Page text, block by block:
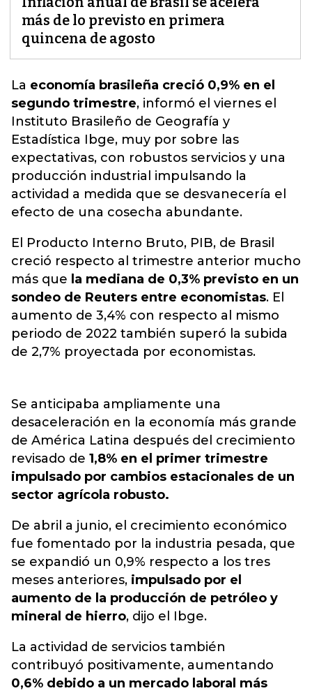
más de lo previsto en primera
quincena de agosto
La economía brasileña creció 0,9% en el
segundo trimestre, informó el viernes el
Instituto Brasileño de Geografía y
Estadística Ibge, muy por sobre las
expectativas, con robustos servicios y una
producción industrial impulsando la
actividad a medida que se desvanecería el
efecto de una cosecha abundante.
El Producto Interno Bruto, PIB, de Brasil
creció respecto al trimestre anterior mucho
más que la mediana de 0,3% previsto en un
sondeo de Reuters entre economistas. El
aumento de 3,4% con respecto al mismo
periodo de 2022 también superó la subida
de 2,7% proyectada por economistas.
Se anticipaba ampliamente una
desaceleración en la economía más grande
de América Latina después del crecimiento
revisado de 1,8% en el primer trimestre
impulsado por cambios estacionales de un
sector agrícola robusto.
De abril a junio, el crecimiento económico
fue fomentado por la industria pesada, que
se expandió un 0,9% respecto a los tres
meses anteriores, impulsado por el
aumento de la producción de petróleo y
mineral de hierro, dijo el Ibge.
La actividad de servicios también
contribuyó positivamente, aumentando
0,6% debido a un mercado laboral más